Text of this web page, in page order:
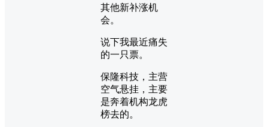
其他新补涨机
会。
说下我最近痛失
的一只票。
保隆科技，主营
空气悬挂，主要
是奔着机构龙虎
榜去的。